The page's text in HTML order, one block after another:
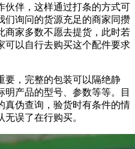
伴，这样通过打条的方式可
们询问的货源充足的商家同攒
商家多数不愿去提货，此时若
可以自行去购买这个配件要求
要，完整的包装可以隔绝静
产品的型号、参数等等。目
真伪查询，验货时有条件的情
误了在行购买。